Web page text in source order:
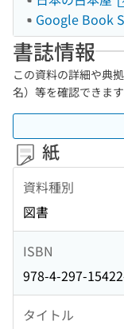
Google Book
書誌情報
この資料の詳細や典
名）等を確認できます
紙
資料種別
図書
ISBN
978-4-297-
タイトル